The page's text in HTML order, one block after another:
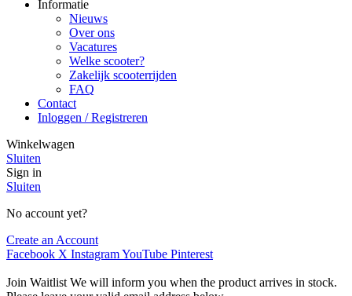
Informatie
Nieuws
Over ons
Vacatures
Welke scooter?
Zakelijk scooterrijden
FAQ
Contact
Inloggen / Registreren
Winkelwagen
Sluiten
Sign in
Sluiten
No account yet?
Create an Account
Facebook X InstagramYouTube Pinterest
Join Waitlist We will inform you when the product arrives in stock.